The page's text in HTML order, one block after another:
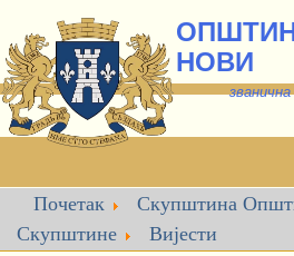
НОВИ
званична
Почетак Скупштина
Скупштине
Вијести